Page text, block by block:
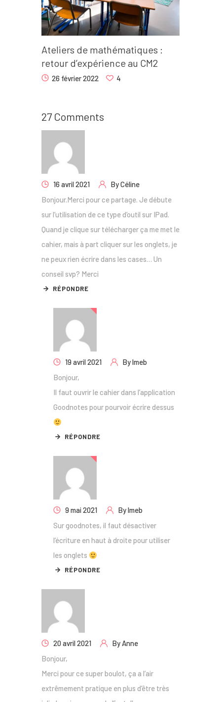
Ateliers de mathématiques :
retour d’expérience au CM2
26 février 2022 4
27 Comments
16 avril 2021 ByCéline
Bonjour.Merci pour ce partage. Je débute
sur l’utilisation de ce type d’outil sur IPad.
Quand je clique sur télécharger ça me met le
cahier, mais à part cliquer sur les onglets, je
ne peux rien écrire dans les cases… Un
conseil svp? Merci
RÉPONDRE
19 avril 2021 Bylmeb
Bonjour,
Il faut ouvrir le cahier dans l’application
Goodnotes pour pourvoir écrire dessus
RÉPONDRE
9 mai 2021 Bylmeb
Sur goodnotes, il faut désactiver
l’écriture en haut à droite pour utiliser
les onglets
RÉPONDRE
20 avril 2021 By Anne
Bonjour,
Merci pour ce super boulot, ça a l’air
extrêmement pratique en plus d’être très